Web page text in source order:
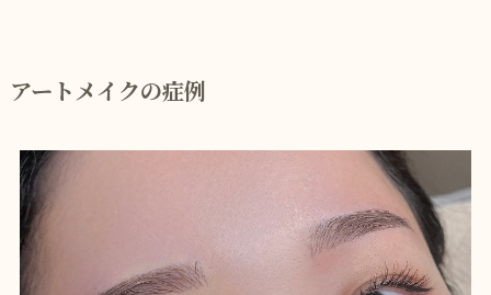
アートメイクの症例